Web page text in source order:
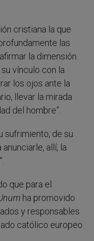
cristiana la que
las
la dimensión
vínculo con la
los ojos ante la
llevar la mirada
del hombre”.
sufrimiento, de su
allí, la
que para el
ha promovido
y responsables
católico europeo